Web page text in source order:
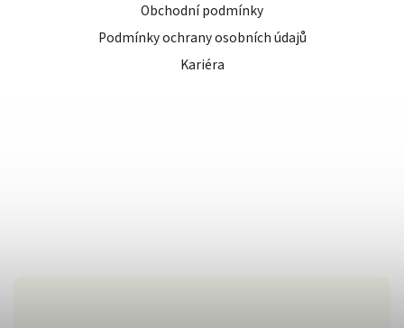
Obchodní podmínky
Podmínky ochrany osobních údajů
Kariéra